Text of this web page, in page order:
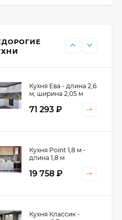
11 476
Кухня Ева - длина 2,6
м, ширина 2,05 м
71 293 ₽
Кухня Point 1,8 м -
длина 1,8 м
19 758 ₽
Кухня Классик -
Кухня Принцесса -
длина 2,4 м
38 767₽
Кухня Оптима - длина